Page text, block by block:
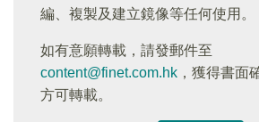
編、複製及建立鏡像等任何使用。
如有意願轉載，請發郵件至
content@finet.com.hk ，獲得書面
方可轉載。